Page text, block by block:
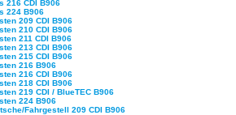
216 CDI B906
224 B906
209 CDI B906
210 CDI B906
211 CDI B906
213 CDI B906
215 CDI B906
216 B906
216 CDI B906
218 CDI B906
219 CDI / BlueTEC B906
224 B906
Fahrgestell 209 CDI B906